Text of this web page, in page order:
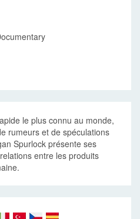
le plus connu au monde,
rumeurs et de spéculations
Spurlock présente ses
entre les produits